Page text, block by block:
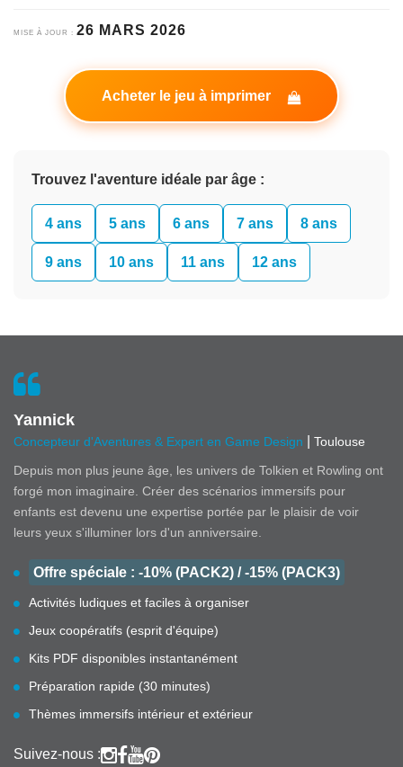
MISE À JOUR : 26 MARS 2026
Acheter le jeu à imprimer
Trouvez l'aventure idéale par âge :
4 ans 5 ans 6 ans 7 ans 8 ans
9 ans 10 ans 11 ans 12 ans
Yannick
Concepteur d'Aventures & Expert en Game Design
Toulouse
Depuis mon plus jeune âge, les univers de Tolkien et Rowling ont
forgé mon imaginaire. Créer des scénarios immersifs pour
enfants est devenu une expertise portée par le plaisir de voir
leurs yeux s'illuminer lors d'un anniversaire.
Offre spéciale : -10% (PACK2) / -15% (PACK3)
Activités ludiques et faciles à organiser
Jeux coopératifs (esprit d'équipe)
Kits PDF disponibles instantanément
Préparation rapide (30 minutes)
Thèmes immersifs intérieur et extérieur
Suivez-nous :